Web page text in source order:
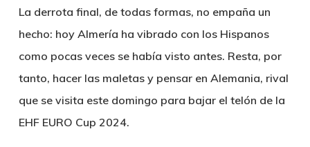
La derrota final, de todas formas, no empaña un
hecho: hoy Almería ha vibrado con los Hispanos
como pocas veces se había visto antes. Resta, por
tanto, hacer las maletas y pensar en Alemania, rival
que se visita este domingo para bajar el telón de la
EHF EURO Cup 2024.